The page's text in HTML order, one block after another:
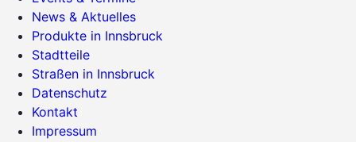
News & Aktuelles
Produkte in Innsbruck
Stadtteile
Straßen in Innsbruck
Datenschutz
Kontakt
Impressum